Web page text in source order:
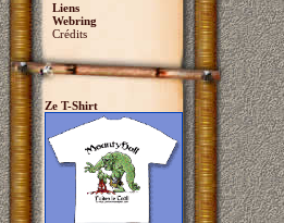
Liens
Webring
Crédits
Ze T-Shirt